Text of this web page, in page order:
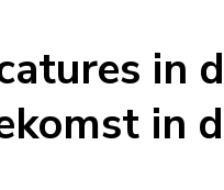
in
in